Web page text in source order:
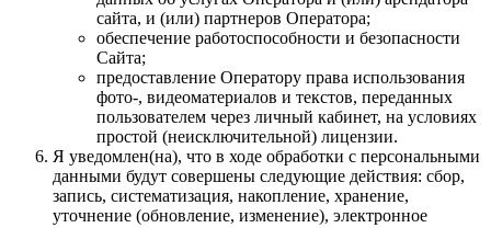
сайта, и (или) партнеров Оператора;
обеспечение работоспособности и безопасности
Сайта;
предоставление Оператору права использования
фото-, видеоматериалов и текстов, переданных
пользователем через личный кабинет, на условиях
простой (неисключительной) лицензии.
Я уведомлен(на), что в ходе обработки с персональными
данными будут совершены следующие действия: сбор,
запись, систематизация, накопление, хранение,
уточнение (обновление, изменение), электронное